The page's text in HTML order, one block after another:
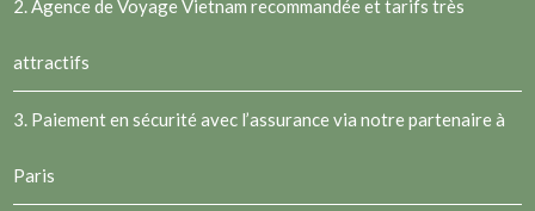
2.Agence de Voyage Vietnam recommandée et tarifs très
attractifs
3. Paiement en sécurité avec l’assurance via notre partenaire à
Paris